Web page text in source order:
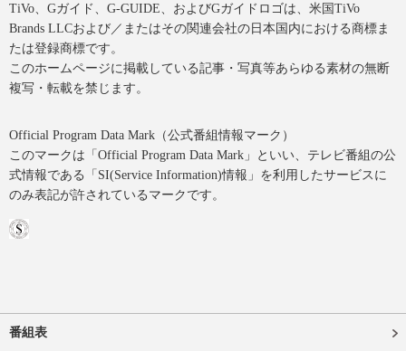
TiVo、Gガイド、G-GUIDE、およびGガイドロゴは、米国TiVo
Brands LLCおよび／またはその関連会社の日本国内における商標ま
たは登録商標です。
このホームページに掲載している記事・写真等あらゆる素材の無断
複写・転載を禁じます。
Official Program Data Mark（公式番組情報マーク）
このマークは「Official Program Data Mark」といい、テレビ番組の公
式情報である「SI(Service Information)情報」を利用したサービスに
のみ表記が許されているマークです。
番組表